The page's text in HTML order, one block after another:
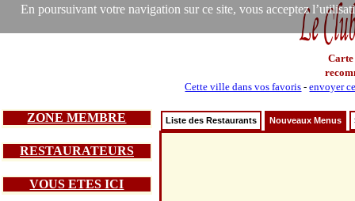
En poursuivant votre navigation sur ce site, vous acceptez
Carte
Cette ville dans vos favoris -envoyer
ZONE MEMBRE
RESTAURATEURS
VOUS ETES ICI
Liste des Restaurants Nouveaux Menus